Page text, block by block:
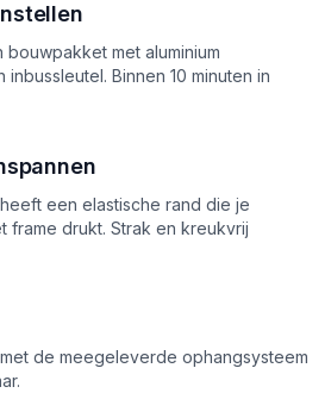
met aluminium
inbussleutel. Binnen 10 minuten in
een elastische rand die je
frame drukt. Strak en kreukvrij
de meegeleverde ophangsysteem